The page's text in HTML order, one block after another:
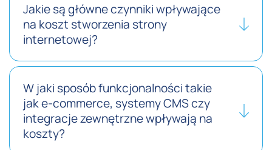
Jakie są główne czynniki wpływające
na koszt stworzenia strony
internetowej?
W jaki sposób funkcjonalności takie
jak e-commerce, systemy CMS czy
integracje zewnętrzne wpływają na
koszty?